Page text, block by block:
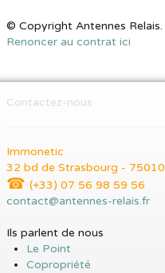
© Copyright Antennes
Renoncer au contrat ici
Contactez-nous
Immonetic
32 bd de Strasbourg -
☎ (+33) 07 56 98 59 56
contact@antennes-relais.fr
Ils parlent de nous
Le Point
Copropriété